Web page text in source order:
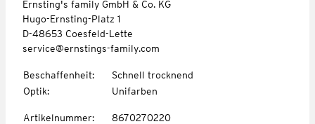
Ernsting's family GmbH & Co. KG
Hugo-Ernsting-Platz 1
D-48653 Coesfeld-Lette
service@ernstings-family.com
Beschaffenheit:
Schnell trocknend
Optik: Unifarben
Artikelnummer: 8670270220